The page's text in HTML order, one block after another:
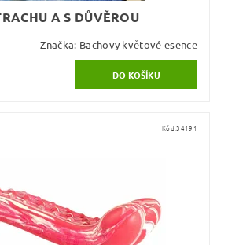
A S DŮVĚROU
Značka: Bachovy květové esence
Kód:34191